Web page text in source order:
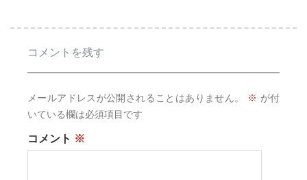
コメントを残す
メールアドレスが公開されることはありません。 ※ が付
いている欄は必須項目です
コメント ※